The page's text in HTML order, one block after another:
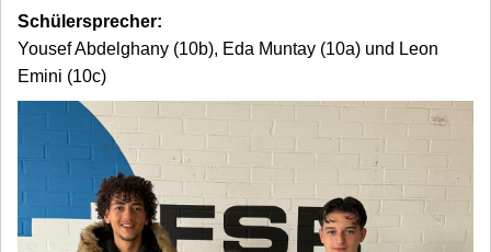
Schülersprecher:
Yousef Abdelghany (10b), Eda Muntay (10a) und Leon
Emini (10c)